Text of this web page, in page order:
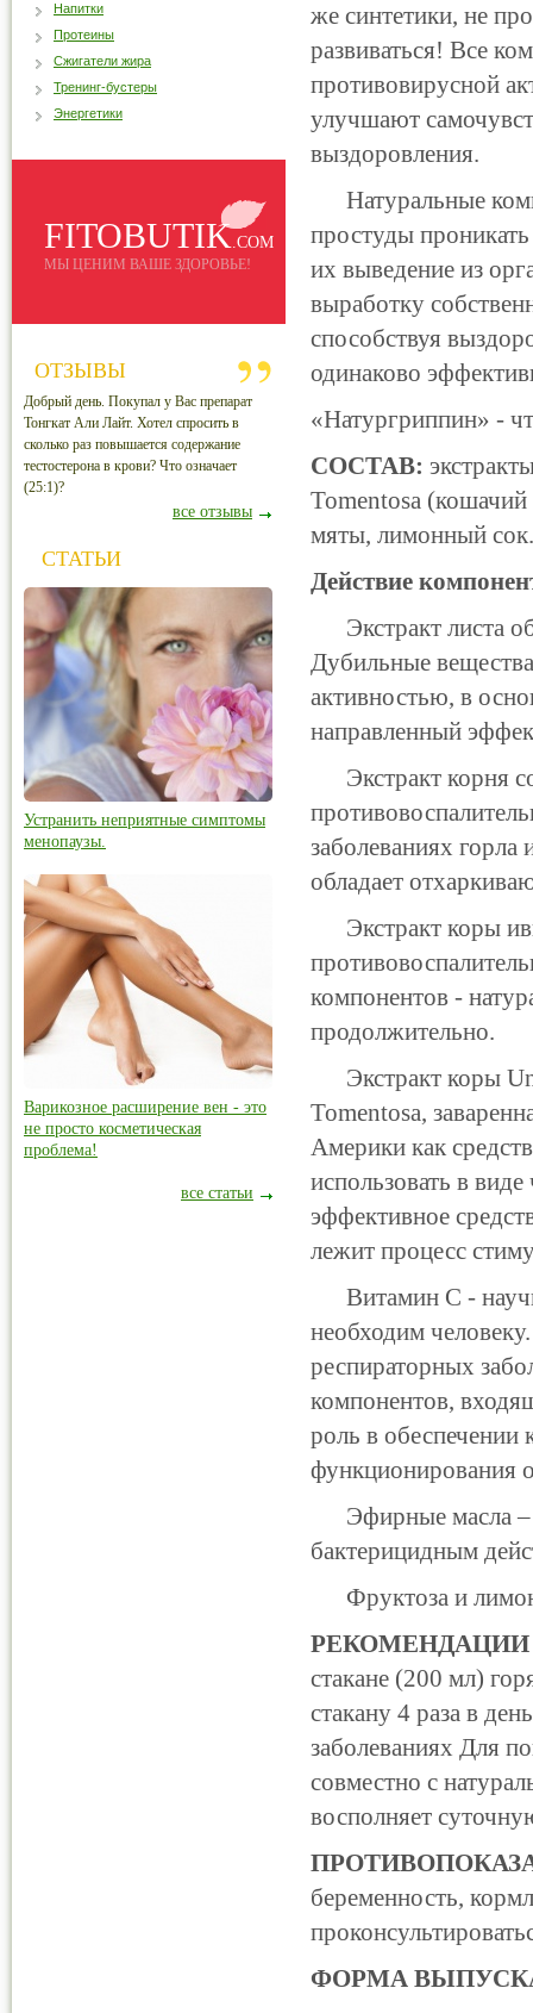
же синтетики, не
развиваться! Все
противовирусной
улучшают
выздоровления.
Натуральные
простуды
их выведение из
выработку
способствуя
одинаково
«Натургриппин» -
СОСТАВ:
Tomentosa
мяты, лимонный сок.
Действие
Экстракт листа
Дубильные
активностью, в
направленный
Экстракт корня
заболеваниях
обладает
Экстракт коры
компонентов -
продолжительно.
Экстракт коры
Tomentosa,
Америки как
использовать в
эффективное
лежит процесс
Витамин С -
необходим
респираторных
компонентов,
роль в обеспечении
функционирования
Эфирные масла –
бактерицидным
Фруктоза и
стакане (200 мл)
стакану 4 раза в
заболеваниях Для
совместно с
восполняет
беременность,
ФОРМА
Напитки
Протеины
Сжигатели жира
Тренинг-бустеры
Энергетики
FITOBUTIK.COM
МЫ ЦЕНИМ ВАШЕ ЗДОРОВЬЕ!
ОТЗЫВЫ
Добрый день. Покупал у Вас препарат
Тонгкат Али Лайт. Хотел спросить в
сколько раз повышается содержание
тестостерона в крови? Что означает
(25:1)?
все отзывы
СТАТЬИ
Устранить неприятные симптомы
менопаузы.
Варикозное расширение вен - это
не просто косметическая
проблема!
все статьи